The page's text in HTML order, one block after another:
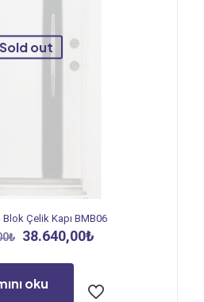
Sold out
Çelik Kapı BMB06
₺ Orijinal
40.800,00₺.
38.640,00₺
38.640,00₺.
oku